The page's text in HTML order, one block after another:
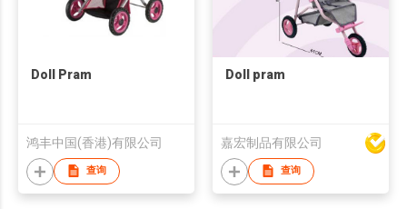
Doll Pram
鸿丰中国(香港)有限公司
查询
Doll pram
嘉宏制品有限公司
查询